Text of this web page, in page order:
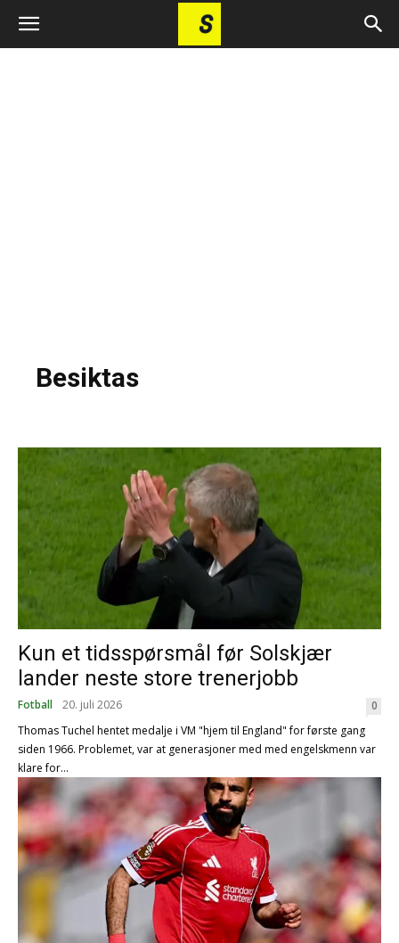
Besiktas
Kun et tidsspørsmål før Solskjær
lander neste store trenerjobb
Fotball 20. juli 2026
0
Thomas Tuchel hentet medalje i VM "hjem til England" for første gang
siden 1966. Problemet, var at generasjoner med med engelskmenn var
klare for...